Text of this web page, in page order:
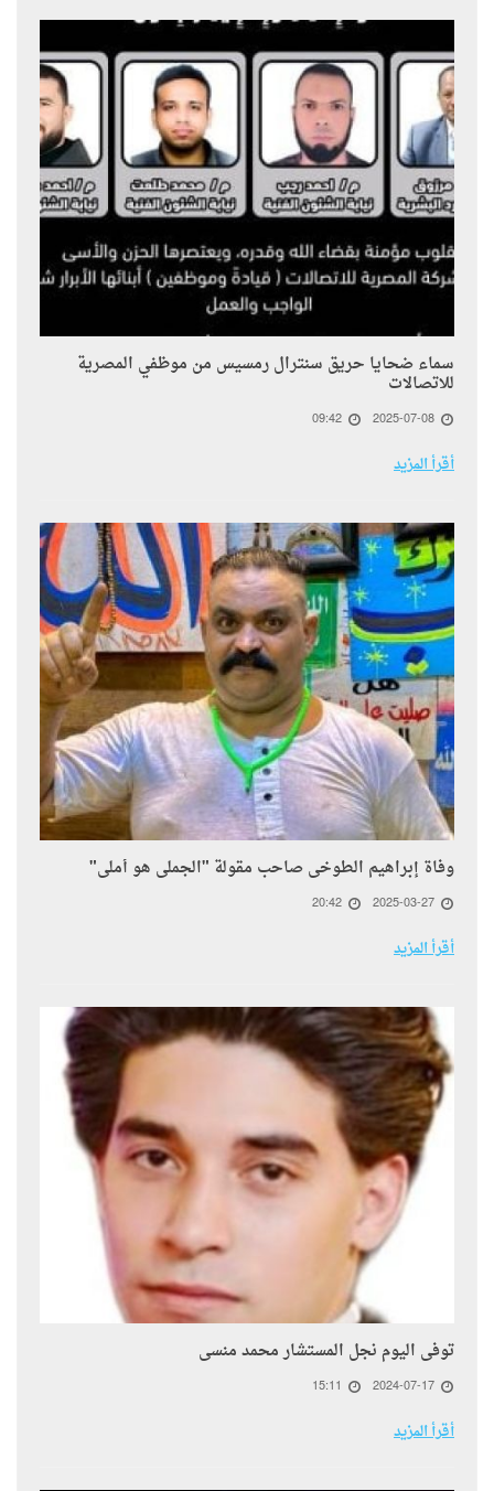
سماء ضحايا حريق سنترال رمسيس من موظفي المصرية
للاتصالات
2025-07-08
09:42
أقرأ المزيد
وفاة إبراهيم الطوخى صاحب مقولة "الجملى هو أملى"
2025-03-27
20:42
أقرأ المزيد
توفى اليوم نجل المستشار محمد منسى
2024-07-17
15:11
أقرأ المزيد